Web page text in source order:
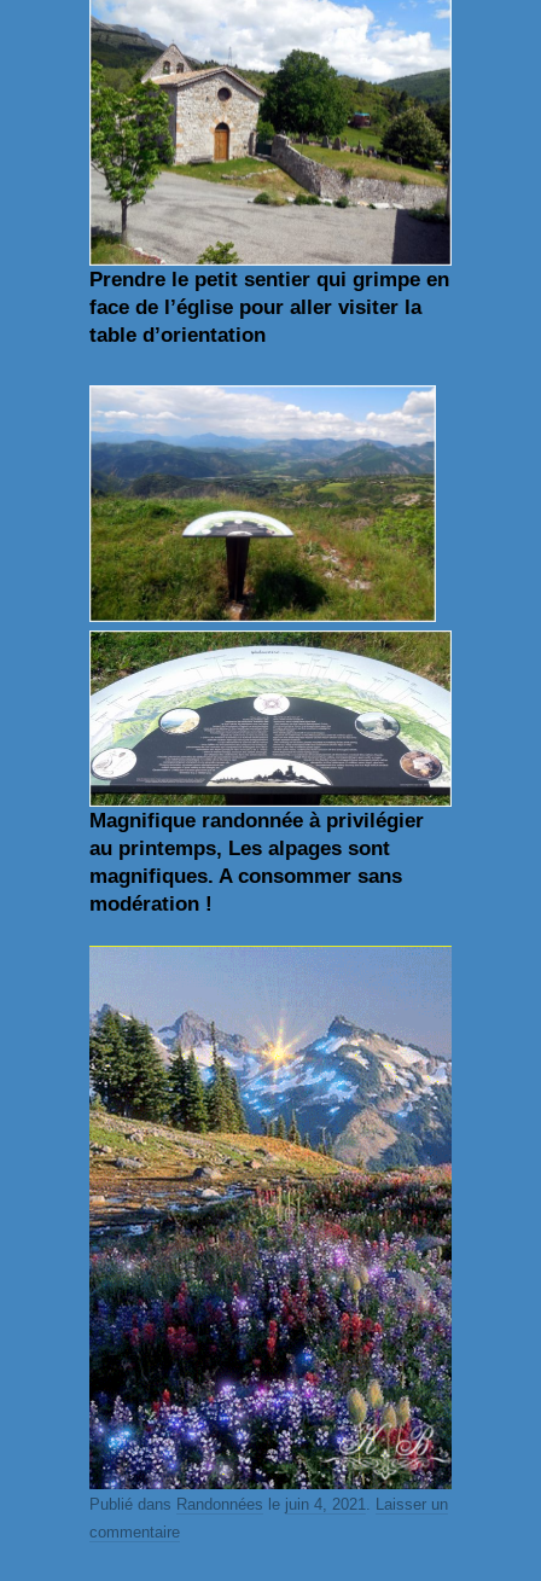
Prendre le petit sentier qui grimpe en
face de l’église pour aller visiter la
table d’orientation
Magnifique randonnée à privilégier
au printemps, Les alpages sont
magnifiques. A consommer sans
modération !
Publié dans Randonnées le juin 4, 2021
Laisser un
commentaire